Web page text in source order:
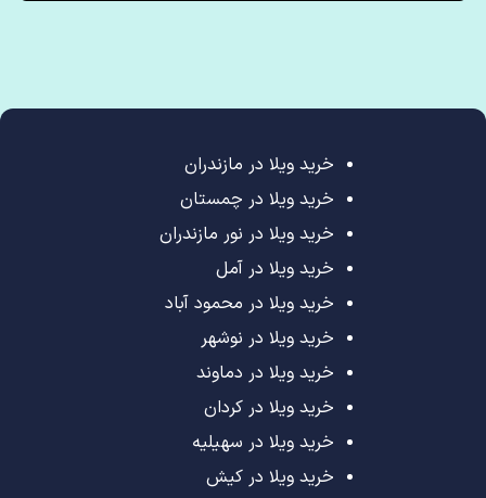
خرید ویلا در مازندران
خرید ویلا در چمستان
خرید ویلا در نور مازندران
خرید ویلا در آمل
خرید ویلا در محمود آباد
خرید ویلا در نوشهر
خرید ویلا در دماوند
خرید ویلا در کردان
خرید ویلا در سهیلیه
خرید ویلا در کیش